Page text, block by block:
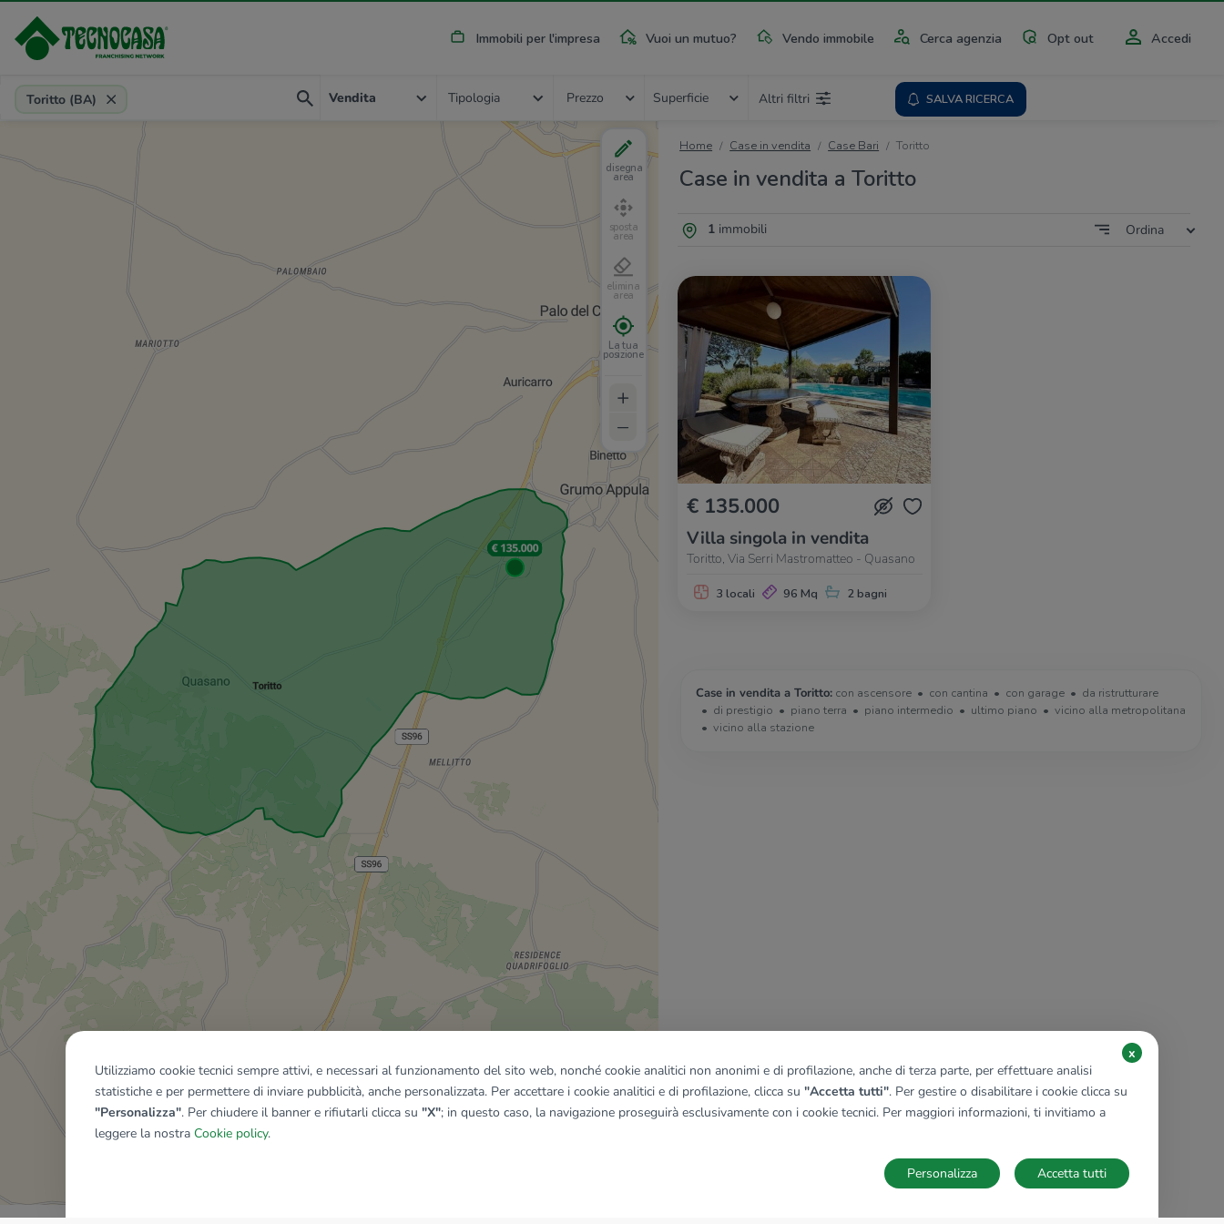
Immobili per l'impresa Vuoi un mutuo? Vendo immobile Cerca agenzia Opt out Accedi
Provincia, comune, zona, riferimento
Toritto (BA) Vendita Tipologia Prezzo Superficie Altri filtri SALVA RICERCA
Home Case in vendita Case Bari Toritto
Case in vendita a Toritto
1immobili Ordina
€ 135.000
Villa singola in vendita
Toritto, Via Serri Mastromatteo - Quasano
3 locali 96 Mq 2 bagni
Case in vendita a Toritto: con ascensore con cantina con garage
da ristrutturare
di prestigio
piano terra piano intermedio ultimo piano
vicino alla metropolitana
vicino alla stazione
disegna
area
sposta
area
elimina
area
La tua
posizione
+
–
Mostra tutti gli immobili del riquadro
Utilizziamo cookie tecnici sempre attivi, e necessari al funzionamento del sito web, nonché cookie analitici non anonimi e di profilazione, anche di terza parte, per effettuare analisi
statistiche e per permettere di inviare pubblicità, anche personalizzata. Per accettare i cookie analitici e di profilazione, clicca su "Accetta tutti". Per gestire o disabilitare i cookie clicca su
"Personalizza". Per chiudere il banner e rifiutarli clicca su "X"; in questo caso, la navigazione proseguirà esclusivamente con i cookie tecnici. Per maggiori informazioni, ti invitiamo a
leggere la nostra Cookie policy.
x
Accetta tutti
Personalizza